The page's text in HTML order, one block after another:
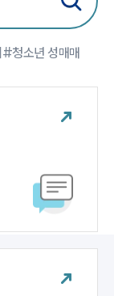
#청소년 성매매